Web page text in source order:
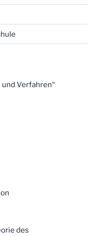
Verfahren“
des